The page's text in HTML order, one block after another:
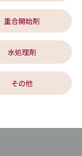
重合開始剤
水処理剤
その他